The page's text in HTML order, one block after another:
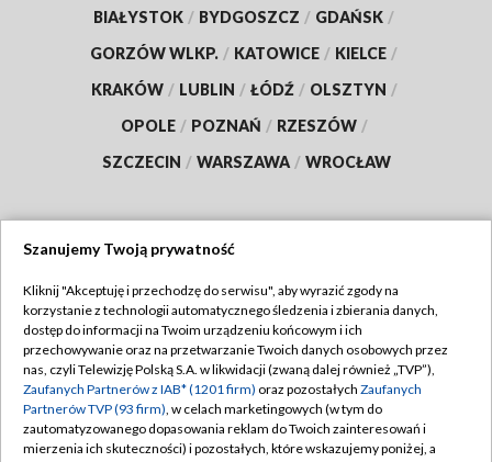
BIAŁYSTOK / BYDGOSZCZ / GDAŃSK /
GORZÓW WLKP. / KATOWICE / KIELCE /
KRAKÓW / LUBLIN / ŁÓDŹ / OLSZTYN /
OPOLE / POZNAŃ / RZESZÓW /
SZCZECIN / WARSZAWA / WROCŁAW
TVP
Abonament TVP
Emisja w TVP
Centrum informacji TVP
Naziemna Telewizja Cyfrowa
Regulamin TVP
Polityka prywatności
Moje zgody
Szanujemy Twoją prywatność
Kliknij "Akceptuję i przechodzę do serwisu", aby wyrazić zgody na
korzystanie z technologii automatycznego śledzenia i zbierania danych,
dostęp do informacji na Twoim urządzeniu końcowym i ich
przechowywanie oraz na przetwarzanie Twoich danych osobowych przez
nas, czyli Telewizję Polską S.A. w likwidacji (zwaną dalej również „TVP”),
Zaufanych Partnerów z IAB* (1201 firm) oraz pozostałych Zaufanych
Partnerów TVP (93 firm), w celach marketingowych (w tym do
zautomatyzowanego dopasowania reklam do Twoich zainteresowań i
mierzenia ich skuteczności) i pozostałych, które wskazujemy poniżej, a